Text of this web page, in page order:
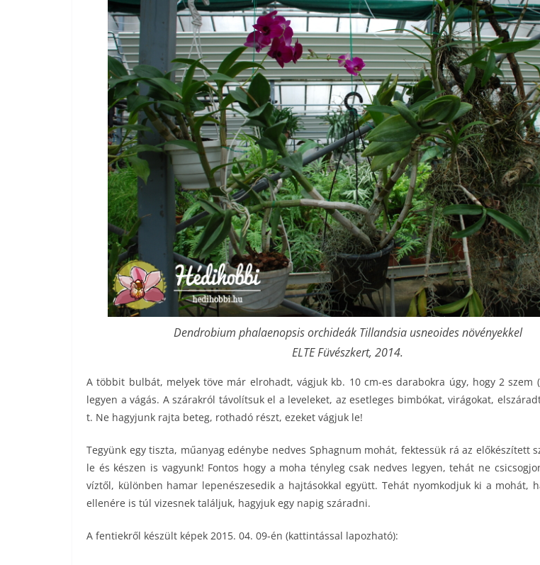
Dendrobium phalaenopsis orchideák Tillandsia usneoides növényekkel
ELTE Füvészkert, 2014.
A többit bulbát, melyek töve már elrohadt, vágjuk kb. 10 cm-es darabokra úgy, hogy 2 szem
legyen a vágás. A szárakról távolítsuk el a leveleket, az esetleges bimbókat, virágokat,
t. Ne hagyjunk rajta beteg, rothadó részt, ezeket vágjuk le!
Tegyünk egy tiszta, műanyag edénybe nedves Sphagnum mohát, fektessük rá az előkészített
le és készen is vagyunk! Fontos hogy a moha tényleg csak nedves legyen, tehát ne
víztől, különben hamar lepenészesedik a hajtásokkal együtt. Tehát nyomkodjuk ki a mohát,
ellenére is túl vizesnek találjuk, hagyjuk egy napig száradni.
A fentiekről készült képek 2015. 04. 09-én (kattintással lapozható):